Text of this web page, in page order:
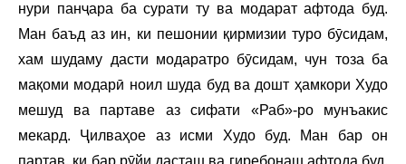
нури панҷара ба сурати ту ва модарат афтода буд.
Ман баъд аз ин, ки пешонии қирмизии туро бӯсидам,
хам шудаму дасти модаратро бӯсидам, чун тоза ба
мақоми модарӣ ноил шуда буд ва дошт ҳамкори Худо
мешуд ва партаве аз сифати «Раб»-ро мунъакис
мекард. Ҷилваҳое аз исми Худо буд. Ман бар он
партав, ки бар рӯйи дасташ ва гиребонаш афтода буд,